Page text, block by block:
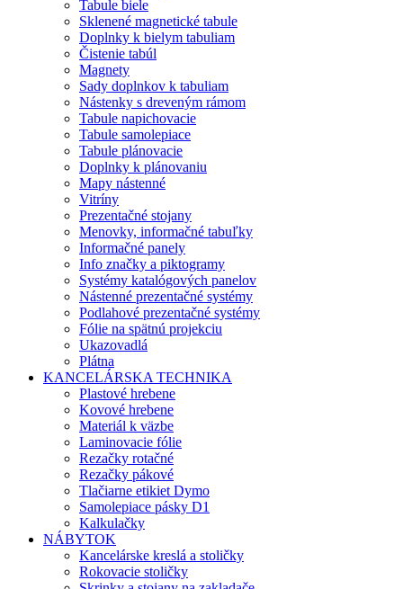
Tabule biele
Sklenené magnetické tabule
Doplnky k bielym tabuliam
Čistenie tabúl
Magnety
Sady doplnkov k tabuliam
Nástenky s dreveným rámom
Tabule napichovacie
Tabule samolepiace
Tabule plánovacie
Doplnky k plánovaniu
Mapy nástenné
Vitríny
Prezentačné stojany
Menovky, informačné tabuľky
Informačné panely
Info značky a piktogramy
Systémy katalógových panelov
Nástenné prezentačné systémy
Podlahové prezentačné systémy
Fólie na spätnú projekciu
Ukazovadlá
Plátna
KANCELÁRSKA TECHNIKA
Plastové hrebene
Kovové hrebene
Materiál k väzbe
Laminovacie fólie
Rezačky rotačné
Rezačky pákové
Tlačiarne etikiet Dymo
Samolepiace pásky D1
Kalkulačky
NÁBYTOK
Kancelárske kreslá a stoličky
Rokovacie stoličky